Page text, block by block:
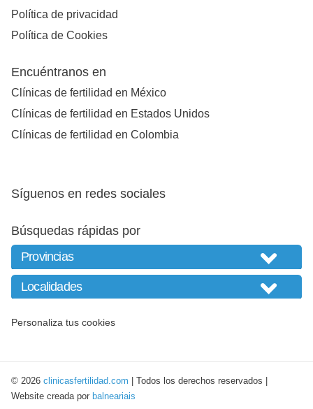
Política de privacidad
Política de Cookies
Encuéntranos en
Clínicas de fertilidad en México
Clínicas de fertilidad en Estados Unidos
Clínicas de fertilidad en Colombia
Síguenos en redes sociales
Búsquedas rápidas por
Personaliza tus cookies
© 2026 clinicasfertilidad.com | Todos los derechos reservados |
Website creada por balneariais